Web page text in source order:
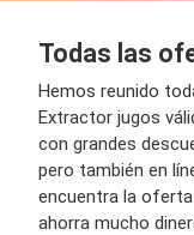
Todas las
Hemos reunido
Extractor jugos
con grandes
pero también en
encuentra la
ahorra mucho